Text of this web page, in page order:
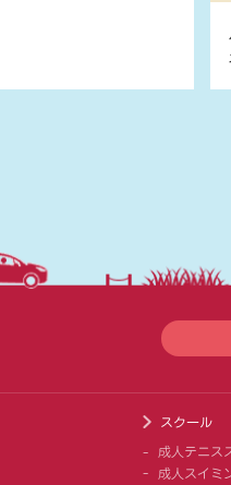
スクール
成人テニス
成人スイミ